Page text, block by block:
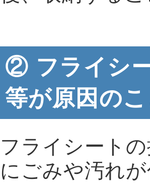
② フライシ
等が原因の
フライシート
にごみや汚れ